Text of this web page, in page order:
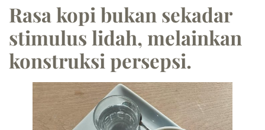
Rasa kopi bukan sekadar
stimulus lidah, melainkan
konstruksi persepsi.